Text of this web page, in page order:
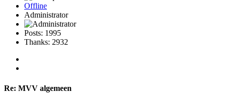
Offline
Administrator
Posts: 1995
Thanks: 2932
Re: MVV algemeen